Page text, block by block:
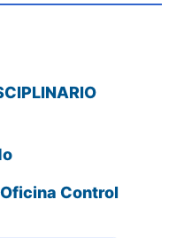
Control